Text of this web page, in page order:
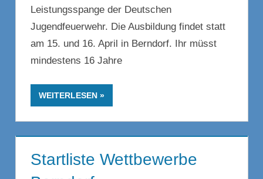
Leistungsspange der Deutschen
Jugendfeuerwehr. Die Ausbildung findet statt
am 15. und 16. April in Berndorf. Ihr müsst
mindestens 16 Jahre
WEITERLESEN
Startliste Wettbewerbe